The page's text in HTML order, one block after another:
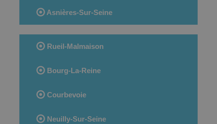
Asnières-Sur-Seine
Rueil-Malmaison
Bourg-La-Reine
Courbevoie
Neuilly-Sur-Seine